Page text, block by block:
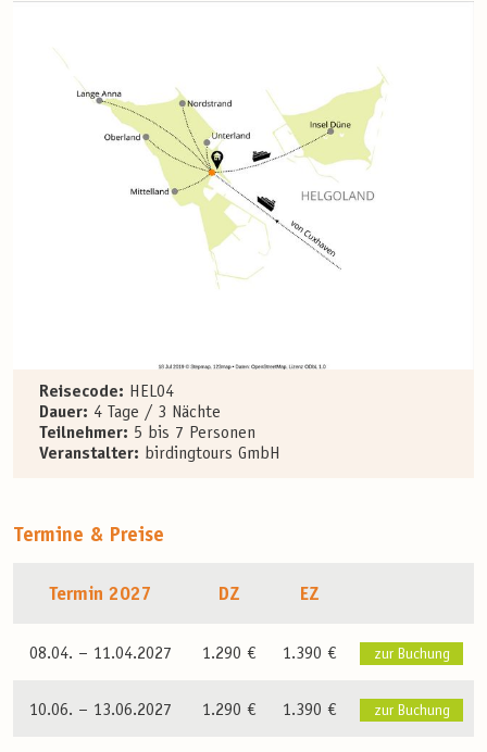
Reisecode: HEL04
Dauer: 4 Tage / 3 Nächte
Teilnehmer: 5 bis 7 Personen
Veranstalter: birdingtours GmbH
Termine & Preise
Termin 2027 DZ EZ
08.04. – 11.04.2027 1.290 € 1.390 € zur Buchung
10.06. – 13.06.2027 1.290 € 1.390 € zur Buchung